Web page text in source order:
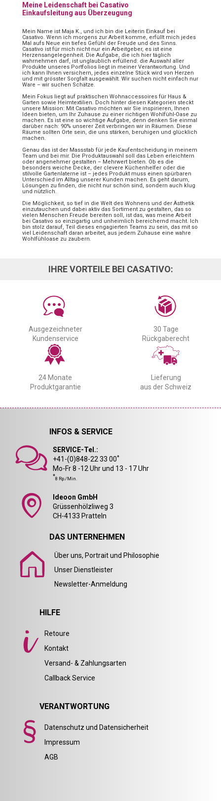
Meine Leidenschaft bei Casativo
Einkaufsleitung aus Überzeugung
Mein Name ist Maja K., und ich bin die Leiterin Einkauf bei
Casativo. Wenn ich morgens zur Arbeit komme, erfüllt mich jedes
Mal aufs Neue ein tiefes Gefühl der Freude und des Sinns.
Casativo ist für mich nicht nur ein Arbeitgeber, es ist eine
Herzensangelegenheit. Die Aufgabe, die ich hier täglich
wahrnehmen darf, ist unglaublich erfüllend: die Auswahl aller
Produkte unseres Portfolios liegt in meiner Verantwortung. Und
ich kann Ihnen versichern, jedes einzelne Stück wird von Herzen
und mit grösster Sorgfalt ausgewählt. Wir suchen nicht einfach nur
Ware – wir suchen Schätze.
Mein Fokus liegt auf praktischen Wohnaccessoires für Haus &
Garten sowie Heimtextilien. Doch hinter diesen Kategorien steckt
unsere Mission: Mit Casativo möchten wir Sie inspirieren, Ihnen
Ideen bieten, um Ihr Zuhause zu einer richtigen Wohlfühl-Oase zu
machen. Es ist eine so wichtige Aufgabe, denn denken Sie einmal
darüber nach: 90% unserer Zeit verbringen wir in Räumen. Diese
Räume sollten Orte sein, die uns stärken, beruhigen und glücklich
machen.
Genau das ist der Massstab für jede Kaufentscheidung in meinem
Team und bei mir. Die Produktauswahl soll das Leben erleichtern
oder angenehmer gestalten – Mehrwert bieten. Ob es die
besonders weiche Decke, der clevere Küchenhelfer oder die
stilvolle Gartenlaterne ist – jedes Produkt muss einen spürbaren
Unterschied im Alltag unserer Kunden machen. Es geht darum,
Lösungen zu finden, die nicht nur schön sind, sondern auch klug
und nützlich.
Die Möglichkeit, so tief in die Welt des Wohnens und der Ästhetik
einzutauchen und dabei aktiv das Sortiment zu gestalten, das so
vielen Menschen Freude bereiten soll, ist das, was meine Arbeit
bei Casativo so einzigartig und unheimlich bereichernd macht. Ich
bin stolz darauf, Teil dieses engagierten Teams zu sein, das mit so
viel Leidenschaft daran arbeitet, aus jedem Zuhause eine wahre
Wohlfühloase zu zaubern.
IHRE VORTEILE BEI CASATIVO:
Ausgezeichneter
Kundenservice
30 Tage
Rückgaberecht
24 Monate
Produktgarantie
Lieferung
aus der Schweiz
INFOS & SERVICE
SERVICE-Tel.:
+41-(0)848-22 33 00*
Mo-Fr 8 -12 Uhr und 13 - 17 Uhr
*8 Rp./Min.
Ideoon GmbH
Grüssenhölzliweg 3
CH-4133 Pratteln
DAS UNTERNEHMEN
Über uns, Portrait und Philosophie
Unser Dienstleister
Newsletter-Anmeldung
HILFE
Retoure
Kontakt
Versand- & Zahlungsarten
Callback Service
VERANTWORTUNG
Datenschutz und Datensicherheit
Impressum
AGB